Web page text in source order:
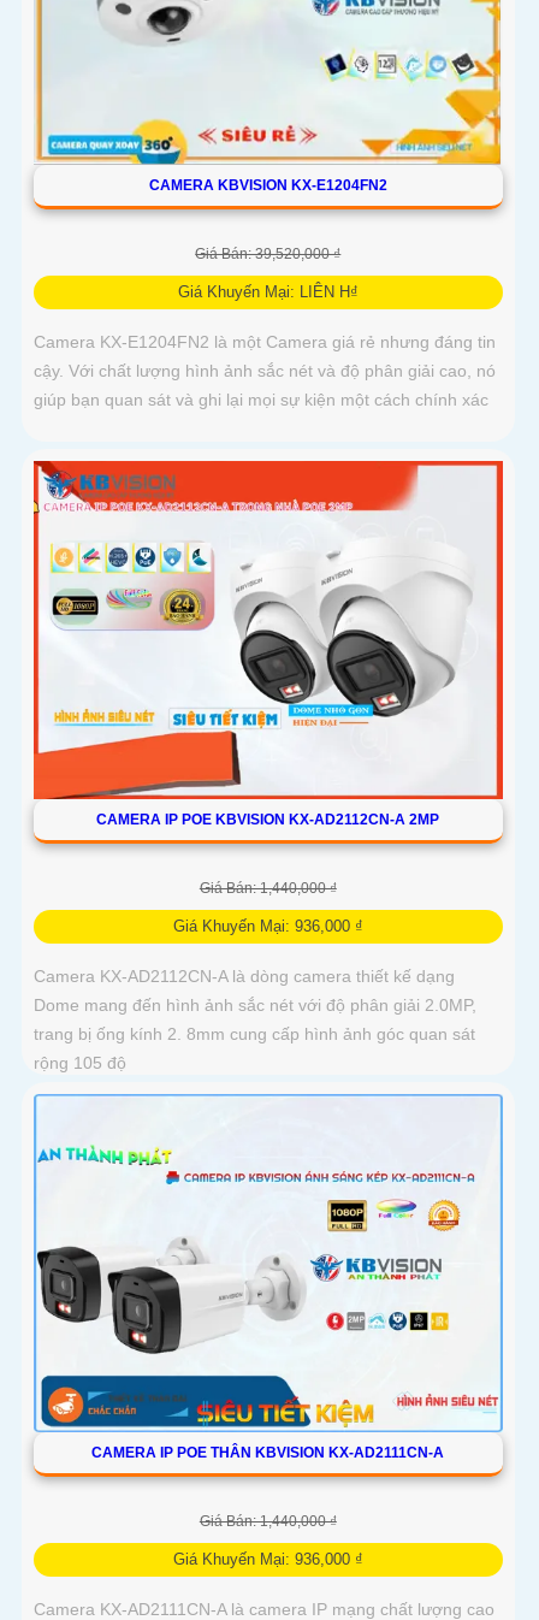
CAMERA KBVISION KX-E1204FN2
Giá Bán: 39,520,000 ₫
Giá Khuyến Mại: LIÊN H₫
Camera KX-E1204FN2 là một Camera giá rẻ nhưng đáng tin
cậy. Với chất lượng hình ảnh sắc nét và độ phân giải cao, nó
giúp bạn quan sát và ghi lại mọi sự kiện một cách chính xác
CAMERA IP POE KBVISION KX-AD2112CN-A 2MP
Giá Bán: 1,440,000 ₫
Giá Khuyến Mại: 936,000 ₫
Camera KX-AD2112CN-A là dòng camera thiết kế dạng
Dome mang đến hình ảnh sắc nét với độ phân giải 2.0MP,
trang bị ống kính 2. 8mm cung cấp hình ảnh góc quan sát
rộng 105 độ
CAMERA IP POE THÂN KBVISION KX-AD2111CN-A
Giá Bán: 1,440,000 ₫
Giá Khuyến Mại: 936,000 ₫
Camera KX-AD2111CN-A là camera IP mạng chất lượng cao